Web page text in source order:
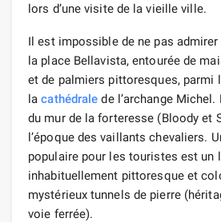
lors d’une visite de la vieille ville.
Il est impossible de ne pas admirer
la place Bellavista, entourée de
et de palmiers pittoresques, parmi
lacathédrale de l’archange
du mur de la forteresse (Bloody et
l’époque des vaillants chevaliers.
populaire pour les touristes est un
inhabituellement pittoresque et
mystérieux tunnels de pierre
voie ferrée).